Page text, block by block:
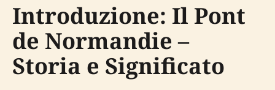
Introduzione: Il Pont
de Normandie –
Storia e Significato